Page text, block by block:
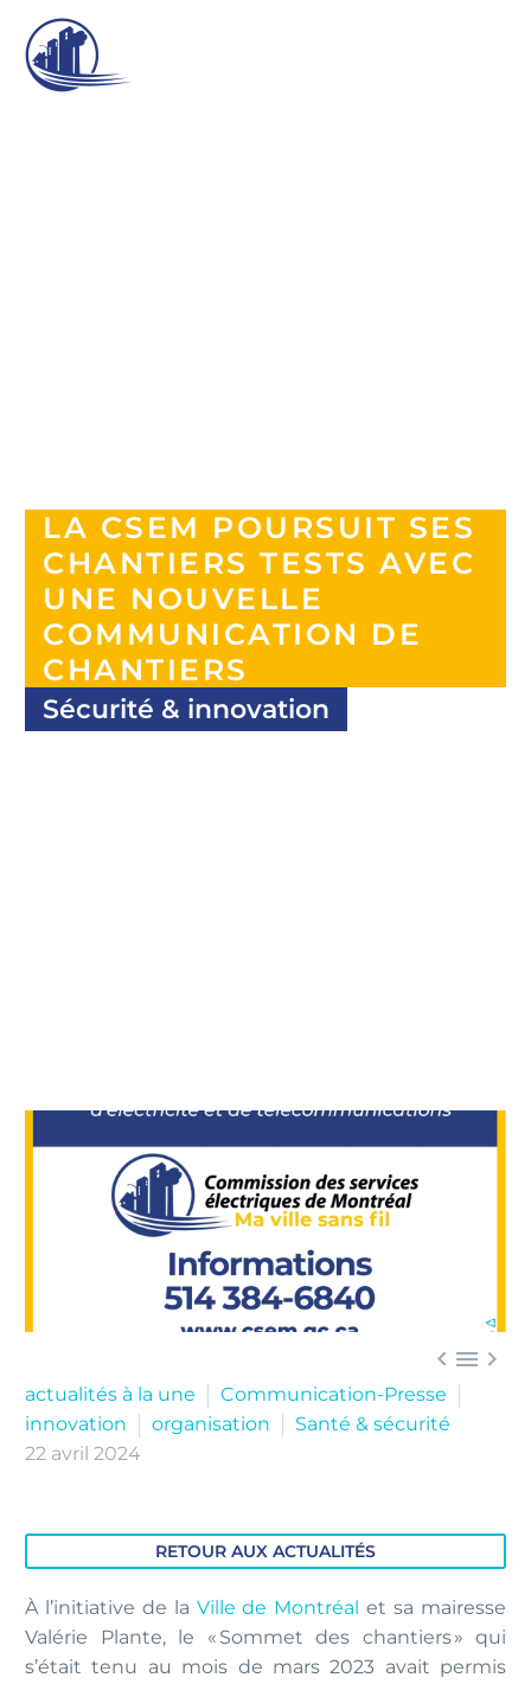
LA CSEM POURSUIT SES
CHANTIERS TESTS AVEC
UNE NOUVELLE
COMMUNICATION DE
CHANTIERS
Sécurité & innovation
  
actualités à la une
Communication-Presse
innovation
organisation
Santé & sécurité
22 avril 2024
RETOUR AUX ACTUALITÉS
À l’initiative de la Ville de Montréal et sa mairesse
Valérie Plante, le « Sommet des chantiers » qui
s’était tenu au mois de mars 2023 avait permis